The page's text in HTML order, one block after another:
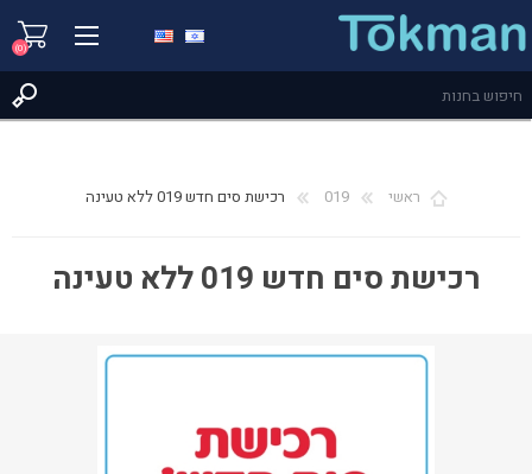
(0)
ראשי 019 רכישת סים חדש 019 ללא טעינה
רכישת סים חדש 019 ללא טעינה